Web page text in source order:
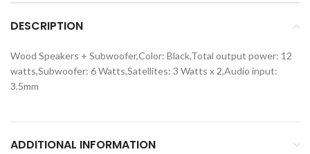
DESCRIPTION
Wood Speakers + Subwoofer,Color: Black,Total output power: 12
watts,Subwoofer: 6 Watts,Satellites: 3 Watts x 2,Audio input:
3.5mm
ADDITIONAL INFORMATION